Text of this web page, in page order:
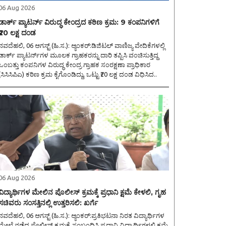
Aug 2026
ಪ್ಯಾಟರ್ನ್ ವಿರುದ್ಧ ಕೇಂದ್ರದ ಕಠಿಣ ಕ್ರಮ: 9 ಕಂಪನಿಗಳಿಗೆ
ಲಕ್ಷ ದಂಡ
06 ಆಗಸ್ಟ್ (ಹಿ.ಸ.): ಆ್ಯಂಕರ್:ಡಿಜಿಟಲ್ ವಾಣಿಜ್ಯ ವೇದಿಕೆಗಳಲ್ಲಿ
ಪ್ಯಾಟರ್ನ್‌ಗಳ ಮೂಲಕ ಗ್ರಾಹಕರನ್ನು ದಾರಿ ತಪ್ಪಿಸಿ ವಂಚಿಸುತ್ತಿದ್ದ
ಕಂಪನಿಗಳ ವಿರುದ್ಧ ಕೇಂದ್ರ ಗ್ರಾಹಕ ಸಂರಕ್ಷಣಾ ಪ್ರಾಧಿಕಾರ
ಕಠಿಣ ಕ್ರಮ ಕೈಗೊಂಡಿದ್ದು, ಒಟ್ಟು ₹20 ಲಕ್ಷ ದಂಡ ವಿಧಿಸಿದ..
Aug 2026
ಮೇಲಿನ ಪೊಲೀಸ್ ಕ್ರಮಕ್ಕೆ ಪ್ರಧಾನಿ ಕ್ಷಮೆ ಕೇಳಲಿ, ಗೃಹ
ಸಂಸತ್ತಿನಲ್ಲಿ ಉತ್ತರಿಸಲಿ: ಖರ್ಗೆ
06 ಆಗಸ್ಟ್ (ಹಿ.ಸ.): ಆ್ಯಂಕರ್:ಪ್ರತಿಭಟನಾ ನಿರತ ವಿದ್ಯಾರ್ಥಿಗಳ